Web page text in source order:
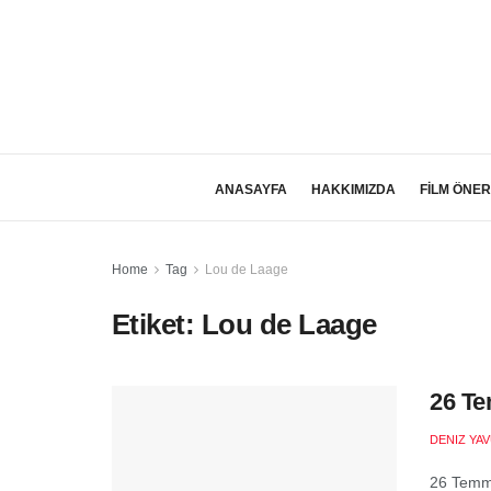
ANASAYFA HAKKIMIZDA FİLM
Home Tag Lou de Laage
Etiket: Lou de Laage
26
DENIZ
26